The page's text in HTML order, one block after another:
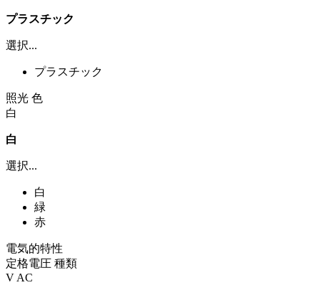
プラスチック
選択...
プラスチック
照光 色
白
白
選択...
白
緑
赤
電気的特性
定格電圧 種類
V AC